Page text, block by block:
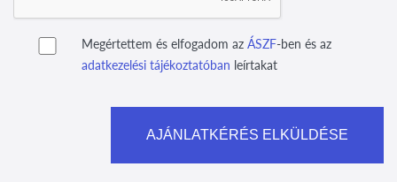
Megértettem és elfogadom az ÁSZF-ben és az
adatkezelési tájékoztatóban leírtakat